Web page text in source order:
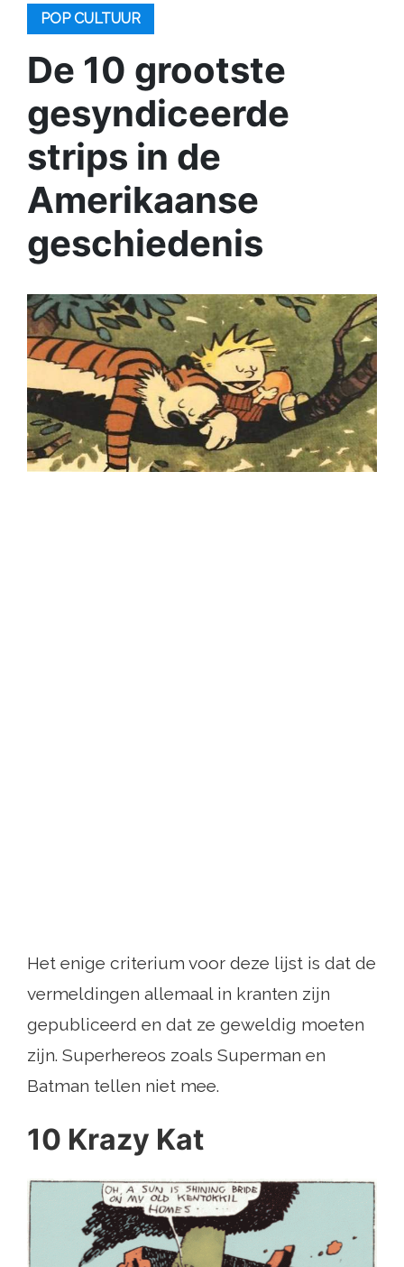
POP CULTUUR
De 10 grootste
gesyndiceerde
strips in de
Amerikaanse
geschiedenis
Het enige criterium voor deze lijst is dat de
vermeldingen allemaal in kranten zijn
gepubliceerd en dat ze geweldig moeten
zijn. Superhereos zoals Superman en
Batman tellen niet mee.
10 Krazy Kat